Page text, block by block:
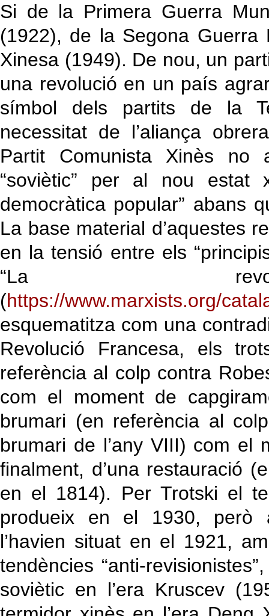
Si de la Primera Guerra
(1922), de la Segona Guerra
Xinesa (1949). De nou, un
una revolució en un país
símbol dels partits de la
necessitat de l’aliança
Partit Comunista Xinès no
“soviètic” per al nou estat
democràtica popular” abans
La base material d’aquestes
en la tensió entre els
“La
(https://www.marxists.org/
esquematitza com una
Revolució Francesa, els
referència al colp contra
com el moment de
brumari (en referència al
brumari de l’any VIII) com el
finalment, d’una restauració
en el 1814). Per Trotski el
produeix en el 1930, però
l’havien situat en el 1921,
tendències “anti-
soviètic en l’era Kruscev